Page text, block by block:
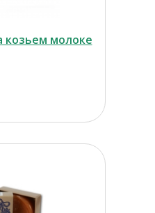
козьем молоке